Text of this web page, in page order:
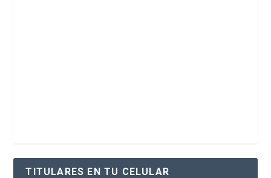
TITULARES EN TU CELULAR